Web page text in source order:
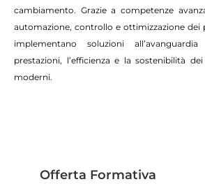
cambiamento. Grazie a competenze
automazione, controllo e ottimizzazione dei
implementano soluzioni
prestazioni, l’efficienza e la sostenibilità
moderni.
Offerta Formativa